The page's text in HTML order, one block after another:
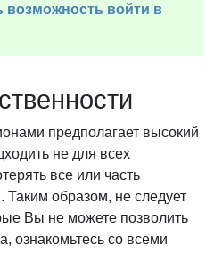
возможность войти в
предполагает высокий
не для всех
все или часть
Таким образом, не следует
Вы не можете позволить
ознакомьтесь со всеми